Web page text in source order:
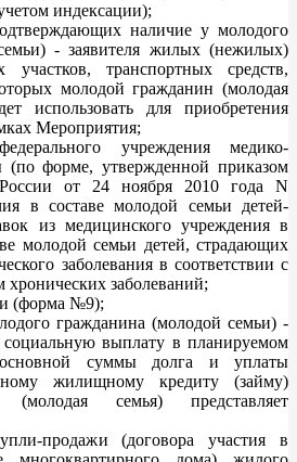
индексации);
наличие у молодого
- заявителя жилых (нежилых)
участков, транспортных средств,
молодой гражданин (молодая
использовать для приобретения
Мероприятия;
учреждения медико-
(по форме, утвержденной приказом
России от 24 ноября 2010 года N
в составе молодой семьи детей-
из медицинского учреждения в
молодой семьи детей, страдающих
заболевания в соответствии с
заболеваний;
(форма №9);
гражданина (молодой семьи) -
социальную выплату в планируемом
суммы долга и уплаты
жилищному кредиту (займу)
семья) представляет
продажи (договора участия в